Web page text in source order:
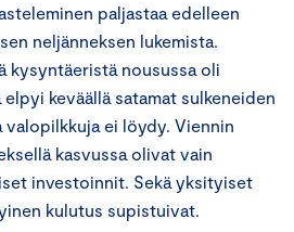
paljastaa edelleen
neljänneksen lukemista.
kysyntäeristä nousussa oli
keväällä satamat sulkeneiden
valopilkkuja ei löydy. Viennin
kasvussa olivat vain
investoinnit. Sekä yksityiset
kulutus supistuivat.